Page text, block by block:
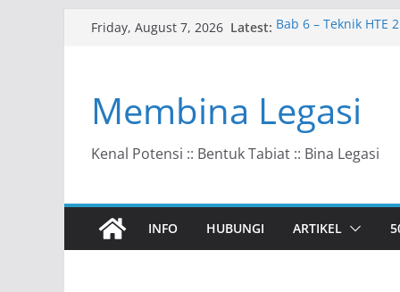
Friday, August 7, 2026 Latest: Bab 6 – Teknik HTE
Bab 7 – Model
Membina Legasi
Kenal Potensi :: Bentuk Tabiat :: Bina Legasi
INFO HUBUNGI ARTIKEL